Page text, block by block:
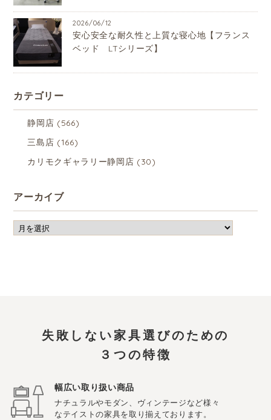
2026/06/12
安心安全な耐久性と上質な寝心地【フランス
ベッド LTシリーズ】
カテゴリー
静岡店 (566)
三島店 (166)
カリモクギャラリー静岡店 (30)
アーカイブ
失敗しない家具選びのための
３つの特徴
幅広い取り扱い商品
ナチュラルやモダン、ヴィンテージなど様々
なテイストの家具を取り揃えております。